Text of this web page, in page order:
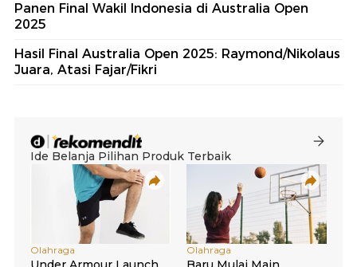
Panen Final Wakil Indonesia di Australia Open
2025
Hasil Final Australia Open 2025: Raymond/Nikolaus
Juara, Atasi Fajar/Fikri